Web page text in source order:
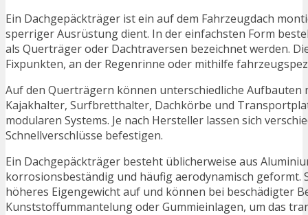
Ein Dachgepäckträger ist ein auf dem Fahrzeugdach
sperriger Ausrüstung dient. In der einfachsten Form
als Querträger oder Dachtraversen bezeichnet werden.
Fixpunkten, an der Regenrinne oder mithilfe
Auf den Querträgern können unterschiedliche
Kajakhalter, Surfbretthalter, Dachkörbe und
modularen Systems. Je nach Hersteller lassen sich
Schnellverschlüsse befestigen.
Ein Dachgepäckträger besteht üblicherweise aus
korrosionsbeständig und häufig aerodynamisch
höheres Eigengewicht auf und können bei beschädigter
Kunststoffummantelung oder Gummieinlagen, um das